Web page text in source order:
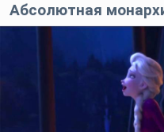
Абсолютная